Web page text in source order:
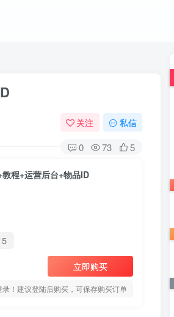
关注 私信
0 73 5
教程+运营后台+物品ID
5
立即购买
录！建议登陆后购买，可保存购买订单